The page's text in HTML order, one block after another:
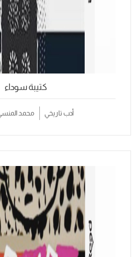
كتيبة سوداء
أدب تاريخي محمد